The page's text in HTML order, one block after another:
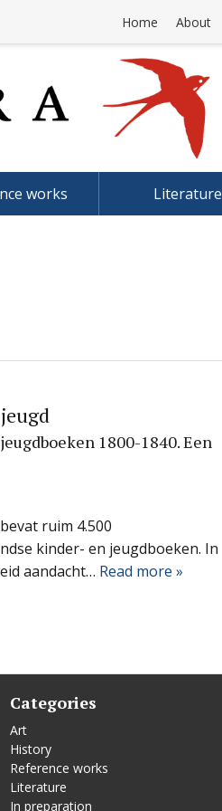
Home About
works Literature
1800-1840. Een
ruim 4.500
kinder- en jeugdboeken. In
aandacht… Read more »
Categories
Art
History
Reference works
Literature
In preparation